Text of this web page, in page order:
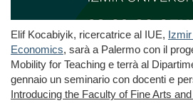
Elif Kocabiyik, ricercatrice al IUE,
Economics, sarà a Palermo con il
Mobility for Teaching e terrà al
gennaio un seminario con docenti e
Introducing the Faculty of Fine Arts